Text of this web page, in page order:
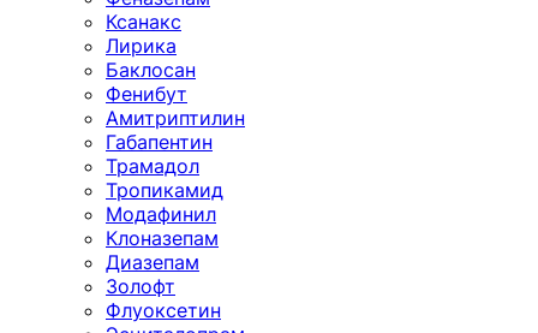
Ксанакс
Лирика
Баклосан
Фенибут
Амитриптилин
Габапентин
Трамадол
Тропикамид
Модафинил
Клоназепам
Диазепам
Золофт
Флуоксетин